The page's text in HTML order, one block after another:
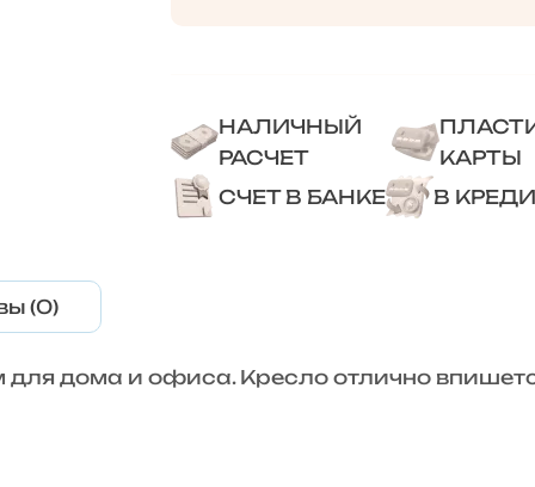
НАЛИЧНЫЙ
РАСЧЕТ
КАРТЫ
СЧЕТ В БАНКЕ
В
(0)
дома и офиса. Кресло отлично